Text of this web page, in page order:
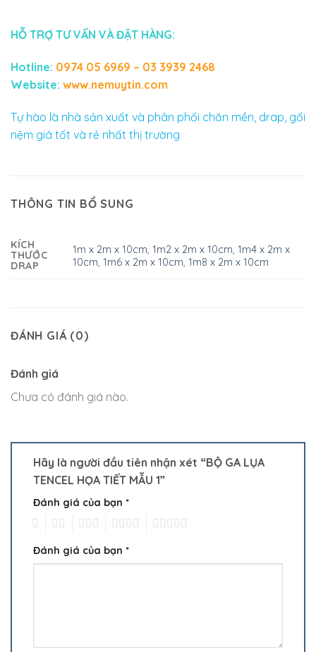
HỖ TRỢ TƯ VẤN VÀ ĐẶT HÀNG:
Hotline: 0974 05 6969 – 03 3939 2468
Website: www.nemuytin.com
Tự hào là nhà sản xuất và phân phối chăn mền, drap, gối
nệm giá tốt và rẻ nhất thị trường
THÔNG TIN BỔ SUNG
KÍCH
THƯỚC
DRAP
1m x 2m x 10cm,1m2 x 2m x 10cm,1m4 x 2m x
10cm,1m6 x 2m x 10cm,1m8 x 2m x 10cm
ĐÁNH GIÁ (0)
Đánh giá
Chưa có đánh giá nào.
Hãy là người đầu tiên nhận xét “BỘ GA LỤA
TENCEL HỌA TIẾT MẪU 1”
Đánh giá của bạn *
Đánh giá của bạn *